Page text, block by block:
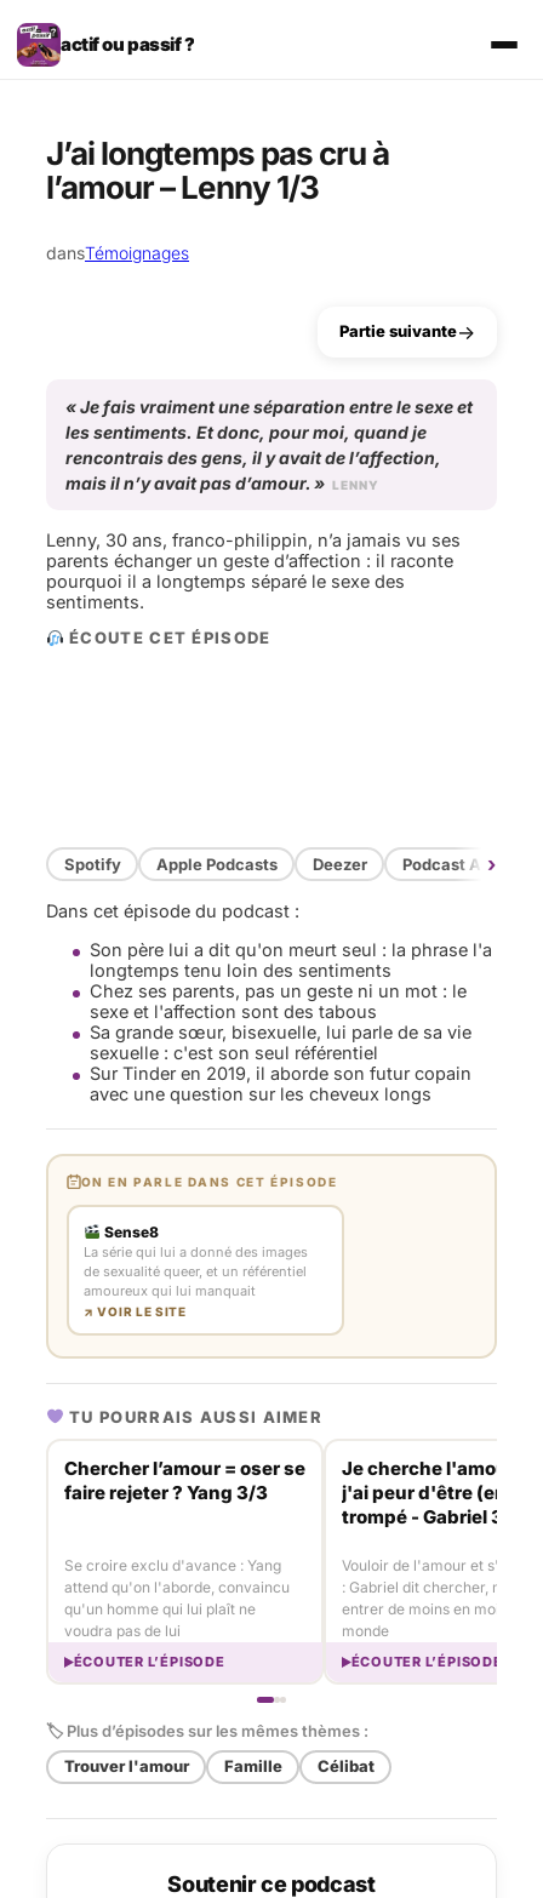
Aller
au
contenu
actif ou passif ?
J’ai longtemps pas cru à
l’amour – Lenny 1/3
dansTémoignages
Partie suivante→
«Je fais vraiment une séparation entre le sexe et
les sentiments. Et donc, pour moi, quand je
rencontrais des gens, il y avait de l’affection,
mais il n’y avait pas d’amour. » LENNY
Lenny, 30 ans, franco-philippin, n’a jamais vu ses
parents échanger un geste d’affection : il raconte
pourquoi il a longtemps séparé le sexe des
sentiments.
ÉCOUTE CET ÉPISODE
Spotify Apple Podcasts Deezer Podcast Addict
›
Dans cet épisode du podcast :
Son père lui a dit qu'on meurt seul : la phrase l'a
longtemps tenu loin des sentiments
Chez ses parents, pas un geste ni un mot : le
sexe et l'affection sont des tabous
Sa grande sœur, bisexuelle, lui parle de sa vie
sexuelle : c'est son seul référentiel
Sur Tinder en 2019, il aborde son futur copain
avec une question sur les cheveux longs
ON EN PARLE DANS CET ÉPISODE
Sense8
La série qui lui a donné des images
de sexualité queer, et un référentiel
amoureux qui lui manquait
↗ VOIR LE SITE
TU POURRAIS AUSSI AIMER
Chercher l’amour = oser se
faire rejeter ? Yang 3/3
Se croire exclu d'avance : Yang
attend qu'on l'aborde, convaincu
qu'un homme qui lui plaît ne
voudra pas de lui
ÉCOUTER L’ÉPISODE
Je cherche l'amour
j'ai peur d'être
trompé - Gabriel 3/3
Vouloir de l'amour et s'en
: Gabriel dit chercher, mais
entrer de moins en moins de
monde
ÉCOUTER L’ÉPISODE
🏷 Plus d’épisodes sur les mêmes thèmes :
Trouver l'amour
Famille Célibat
Soutenir ce podcast